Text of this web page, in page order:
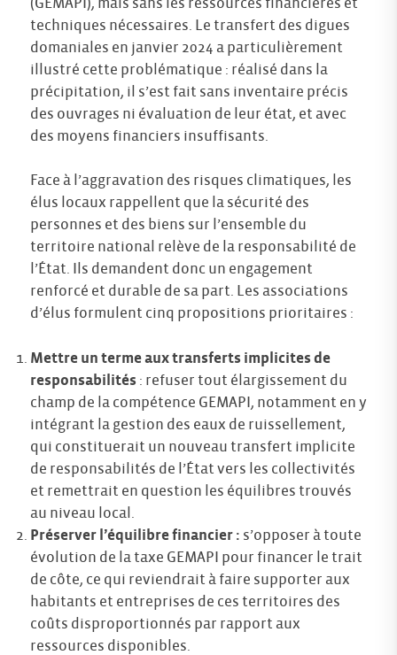
(GEMAPI), mais sans les ressources financières et
techniques nécessaires. Le transfert des digues
domaniales en janvier 2024 a particulièrement
illustré cette problématique : réalisé dans la
précipitation, il s’est fait sans inventaire précis
des ouvrages ni évaluation de leur état, et avec
des moyens financiers insuffisants.
Face à l’aggravation des risques climatiques, les
élus locaux rappellent que la sécurité des
personnes et des biens sur l’ensemble du
territoire national relève de la responsabilité de
l’État. Ils demandent donc un engagement
renforcé et durable de sa part. Les associations
d’élus formulent cinq propositions prioritaires :
Mettre un terme aux transferts implicites de
responsabilités : refuser tout élargissement du
champ de la compétence GEMAPI, notamment en y
intégrant la gestion des eaux de ruissellement,
qui constituerait un nouveau transfert implicite
de responsabilités de l’État vers les collectivités
et remettrait en question les équilibres trouvés
au niveau local.
Préserver l’équilibre financier : s’opposer à toute
évolution de la taxe GEMAPI pour financer le trait
de côte, ce qui reviendrait à faire supporter aux
habitants et entreprises de ces territoires des
coûts disproportionnés par rapport aux
ressources disponibles.